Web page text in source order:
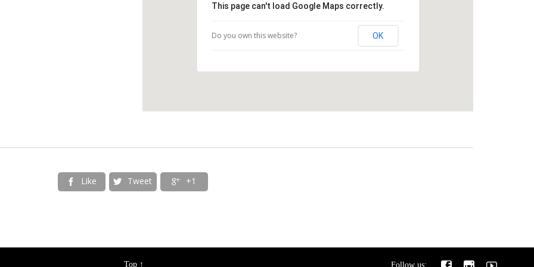
This page can't load Google Maps correctly.
Do you own this website? OK
 Like  Tweet  +1
Top↑ Follow us: